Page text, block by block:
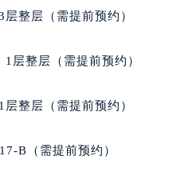
务中心（需提前预约）
售后服务中心（需提前预约
后服务中心（需提前预约）
尔敦路交叉口万宝龙售后
整层（需提前预约）
层整层（需提前预约）
整层（需提前预约）
B（需提前预约）